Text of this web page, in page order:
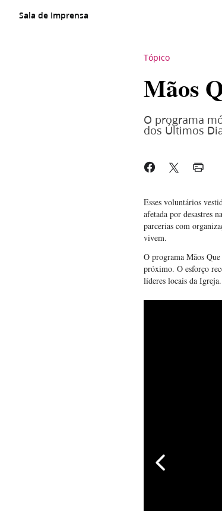
Sala de Imprensa
Tópico
Mãos
O programa
dos Últimos
Esses voluntários
afetada por desastres
parcerias com
vivem.
O programa Mãos
próximo. O esforço
líderes locais da Igreja.